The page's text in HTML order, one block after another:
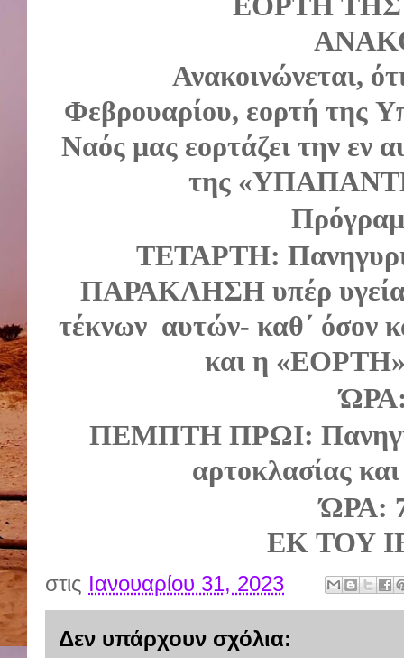
Ανακοινώνεται,
Φεβρουαρίου, εορτή της
Ναός μας εορτάζει την εν
της«
ΤΕΤΑΡΤΗ:
ΠΑΡΑΚΛΗΣΗ υπέρ
τέκνων αυτών- καθ΄ όσον
και η «ΕΟΡΤΗ
ΏΡΑ
ΠΕΜΠΤΗ ΠΡΩΙ:
αρτοκλασίας και
ΏΡΑ:
ΕΚ ΤΟΥ
στις Ιανουαρίου 31, 2023
Δεν υπάρχουν σχόλια: